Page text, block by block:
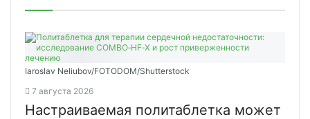
Iaroslav Neliubov/FOTODOM/Shutterstoсk
7 августа 2026
Настраиваемая политаблетка может